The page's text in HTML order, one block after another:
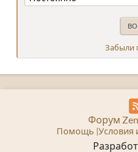
Забыли
Форум
Помощь Условия